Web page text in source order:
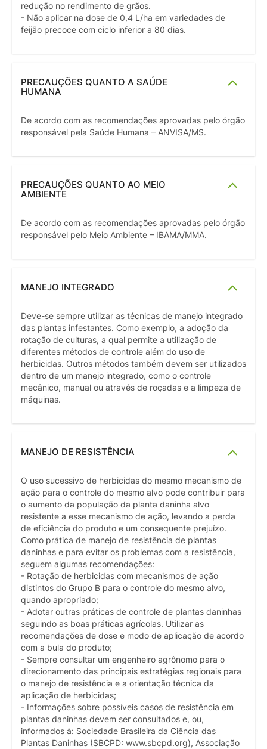
redução no rendimento de grãos.
- Não aplicar na dose de 0,4 L/ha em variedades de
feijão precoce com ciclo inferior a 80 dias.
PRECAUÇÕES QUANTO A SAÚDE
HUMANA
De acordo com as recomendações aprovadas pelo órgão
responsável pela Saúde Humana – ANVISA/MS.
PRECAUÇÕES QUANTO AO MEIO
AMBIENTE
De acordo com as recomendações aprovadas pelo órgão
responsável pelo Meio Ambiente – IBAMA/MMA.
MANEJO INTEGRADO
Deve-se sempre utilizar as técnicas de manejo integrado
das plantas infestantes. Como exemplo, a adoção da
rotação de culturas, a qual permite a utilização de
diferentes métodos de controle além do uso de
herbicidas. Outros métodos também devem ser utilizados
dentro de um manejo integrado, como o controle
mecânico, manual ou através de roçadas e a limpeza de
máquinas.
MANEJO DE RESISTÊNCIA
O uso sucessivo de herbicidas do mesmo mecanismo de
ação para o controle do mesmo alvo pode contribuir para
o aumento da população da planta daninha alvo
resistente a esse mecanismo de ação, levando a perda
de eficiência do produto e um consequente prejuízo.
Como prática de manejo de resistência de plantas
daninhas e para evitar os problemas com a resistência,
seguem algumas recomendações:
- Rotação de herbicidas com mecanismos de ação
distintos do Grupo B para o controle do mesmo alvo,
quando apropriado;
- Adotar outras práticas de controle de plantas daninhas
seguindo as boas práticas agrícolas. Utilizar as
recomendações de dose e modo de aplicação de acordo
com a bula do produto;
- Sempre consultar um engenheiro agrônomo para o
direcionamento das principais estratégias regionais para
o manejo de resistência e a orientação técnica da
aplicação de herbicidas;
- Informações sobre possíveis casos de resistência em
plantas daninhas devem ser consultados e, ou,
informados à: Sociedade Brasileira da Ciência das
Plantas Daninhas (SBCPD: www.sbcpd.org), Associação